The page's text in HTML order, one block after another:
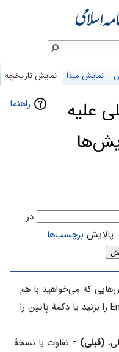
راهنما
علیه
در
پالایش برچسب‌ها:
که می‌خواهید با هم
مقایسه کنید را علامت بزنید و دکمهٔ Enter را بزنید یا دکمهٔ پایین را
(قبلی) = تفاوت با نسخهٔ
نمایش مبدأ نمایش تاریخچه